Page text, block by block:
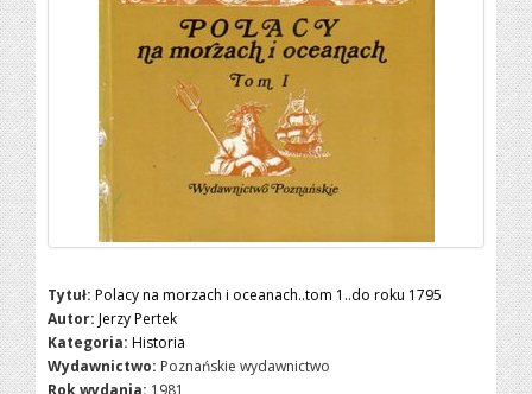
Tytuł: Polacy na morzach i oceanach..tom 1..do roku 1795
Autor: Jerzy Pertek
Kategoria: Historia
Wydawnictwo: Poznańskie wydawnictwo
Rok wydania: 1981